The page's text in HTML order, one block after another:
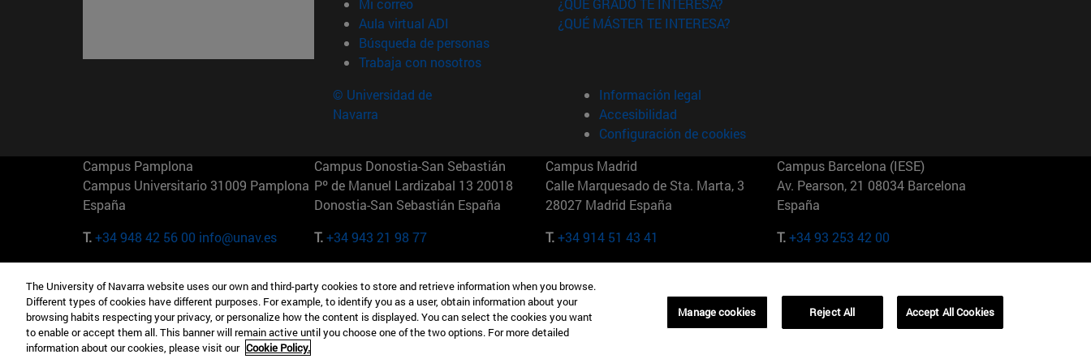
Mi correo
Aula virtual ADI (abre en nueva ventana)
Búsqueda de personas(abre en nueva ventana)
Trabaja con nosotros(abre en nueva ventana)
¿QUÉ GRADO TE INTERESA?
¿QUÉ MÁSTER TE INTERESA?
© Universidad de
Navarra
Información legal
Accesibilidad
Configuración de cookies
Campus Pamplona
Campus Universitario 31009 Pamplona
España
T.+34 948 42 56 00 info@unav.es
Campus Donostia-San Sebastián
Pº de Manuel Lardizabal 13 20018
Donostia-San Sebastián España
T.+34 943 21 98 77
Campus Madrid
Calle Marquesado de Sta. Marta, 3
28027 Madrid España
T.+34 914 51 43 41
Campus Barcelona (IESE)
Av. Pearson, 21 08034 Barcelona
España
T.+34 93 253 42 00
Camino del Cerro Águila 3 28023
Madrid España
T.+34 912 11 30 00
165 W 57th St 10019-2201 Nueva York
EE.UU
T.+1 646 346 8850
Maria-Theresia-Straße 15 81675
Múnich Alemania
T.+49 89 24209790
01321001 Bela Vista Brasil
The University of Navarra website uses our own and third-party cookies to store and retrieve information when you browse.
Different types of cookies have different purposes. For example, to identify you as a user, obtain information about your
browsing habits respecting your privacy, or personalize how the content is displayed. You can select the cookies you want
to enable or accept them all. This banner will remain active until you choose one of the two options. For more detailed
information about our cookies, please visit our Cookie Policy.
Manage cookies Reject All Accept All Cookies